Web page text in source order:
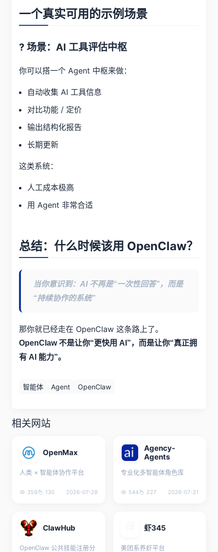
一个真实可用的示例场景
? 场景：AI 工具评估中枢
你可以搭一个 Agent 中枢来做：
自动收集 AI 工具信息
对比功能 / 定价
输出结构化报告
长期更新
这类系统：
人工成本极高
用 Agent 非常合适
总结：什么时候该用 OpenClaw？
当你意识到：AI 不再是“一次性回答”，而是
“持续协作的系统”
那你就已经走在 OpenClaw 这条路上了。
OpenClaw 不是让你“更快用 AI”，而是让你“真正拥
有 AI 能力”。
智能体 Agent OpenClaw
相关网站
OpenMax
人类 × 智能体协作平台
359 130 2026-07-28
Agency-
Agents
专业化多智能体角色库
544 227 2026-07-21
ClawHub
OpenClaw 公共技能注册分
虾345
美团系养虾平台